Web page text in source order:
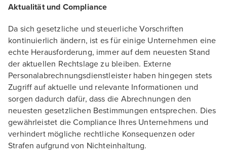
Aktualität und Compliance
Da sich gesetzliche und steuerliche Vorschriften
kontinuierlich ändern, ist es für einige Unternehmen eine
echte Herausforderung, immer auf dem neuesten Stand
der aktuellen Rechtslage zu bleiben. Externe
Personalabrechnungsdienstleister haben hingegen stets
Zugriff auf aktuelle und relevante Informationen und
sorgen dadurch dafür, dass die Abrechnungen den
neuesten gesetzlichen Bestimmungen entsprechen. Dies
gewährleistet die Compliance Ihres Unternehmens und
verhindert mögliche rechtliche Konsequenzen oder
Strafen aufgrund von Nichteinhaltung.